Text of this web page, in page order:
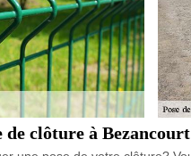
de clôture à Bezancourt